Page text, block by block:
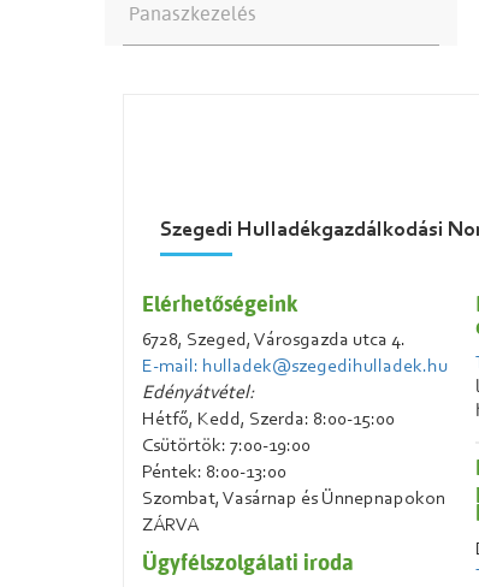
Panaszkezelés
Szegedi Hulladékgazdálkodási
Elérhetőségeink
6728, Szeged, Városgazda utca 4.
E-mail: hulladek@szegedihulladek.hu
Edényátvétel:
Hétfő, Kedd, Szerda: 8:00-15:00
Csütörtök: 7:00-19:00
Péntek: 8:00-13:00
Szombat, Vasárnap és Ünnepnapokon
ZÁRVA
Ügyfélszolgálati iroda